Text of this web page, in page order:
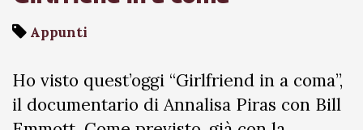
Appunti
Ho visto quest’oggi “Girlfriend in a coma”,
il documentario di Annalisa Piras con Bill